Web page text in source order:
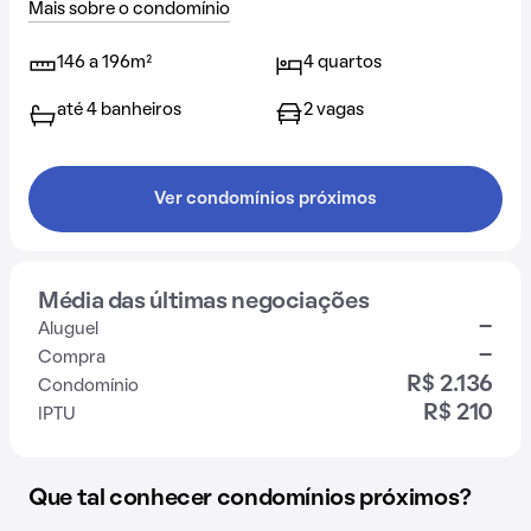
Mais sobre o condomínio
146 a 196m² 4 quartos
até 4 banheiros 2 vagas
Ver condomínios próximos
Média das últimas negociações
Aluguel -
Compra -
Condomínio R$ 2.136
IPTU R$ 210
Que tal conhecer condomínios próximos?